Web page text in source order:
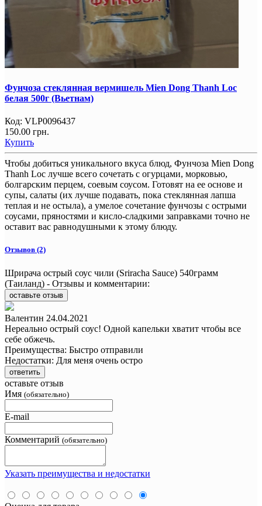
Фунчоза стеклянная вермишель Mien Dong Thanh Loc
белая 500г (Вьетнам)
Код: VLP0096437
150.00 грн.
Купить
Чтобы добиться уникального вкуса блюд, Фунчоза Mien Dong
Thanh Loc лучше всего сочетать с огурцами, морковью,
болгарским перцем, соевым соусом. Готовят на ее основе и
супы, салаты (их лучше подавать, пока стеклянная лапша
теплая и не остыла), а умелое сочетание фунчозы с острыми
соусами, пряностями и кисло-сладкими заправками точно не
оставит вас равнодушными к этому блюду.
Отзывов (2)
Шрирача острый соус чили (Sriracha Sauce) 540грамм
(Таиланд) - Отзывы и комментарии:
оставьте отзыв
Валентин 24.04.2021
Нереально острый соус! Одной капельки хватит чтобы все
себе обжечь.
Преимущества: Быстро отправили
Недостатки: Для меня очень остро
ответить
оставьте отзыв
Имя (обязательно)
E-mail
Комментарий (обязательно)
Указать преимущества и недостатки